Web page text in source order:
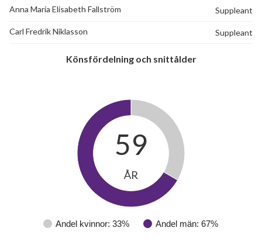
Anna Maria Elisabeth Fallström Suppleant
Carl Fredrik Niklasson Suppleant
Könsfördelning och snittålder
Andel kvinnor: 33% Andel män: 67%
59
ÅR